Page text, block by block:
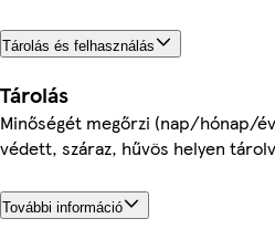
Tárolás és felhasználás
Tárolás
Minőségét megőrzi (nap/hónap/
védett, száraz, hűvös helyen
További információ